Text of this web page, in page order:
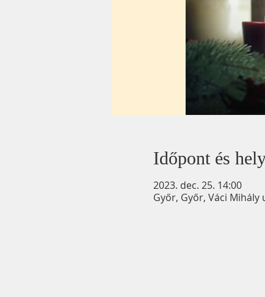
Időpont és
2023. dec. 25. 14:00
Győr, Győr, Váci Mihály